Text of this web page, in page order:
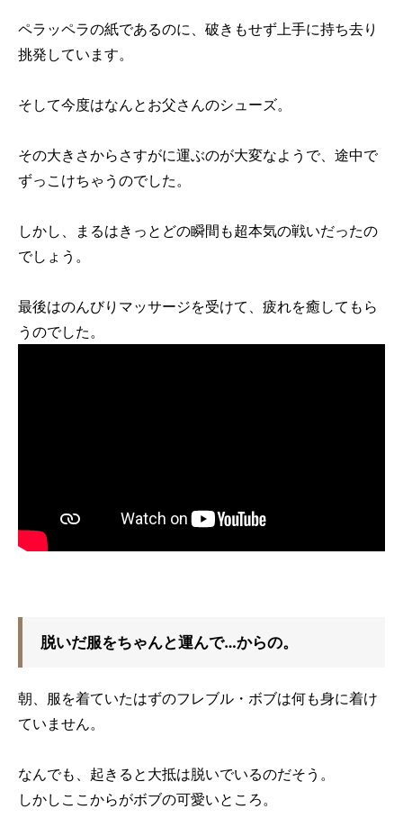
ペラッペラの紙であるのに、破きもせず上手に持ち去り
挑発しています。
そして今度はなんとお父さんのシューズ。
その大きさからさすがに運ぶのが大変なようで、途中で
ずっこけちゃうのでした。
しかし、まるはきっとどの瞬間も超本気の戦いだったの
でしょう。
最後はのんびりマッサージを受けて、疲れを癒してもら
うのでした。
脱いだ服をちゃんと運んで…からの。
朝、服を着ていたはずのフレブル・ボブは何も身に着け
ていません。
なんでも、起きると大抵は脱いでいるのだそう。
しかしここからがボブの可愛いところ。